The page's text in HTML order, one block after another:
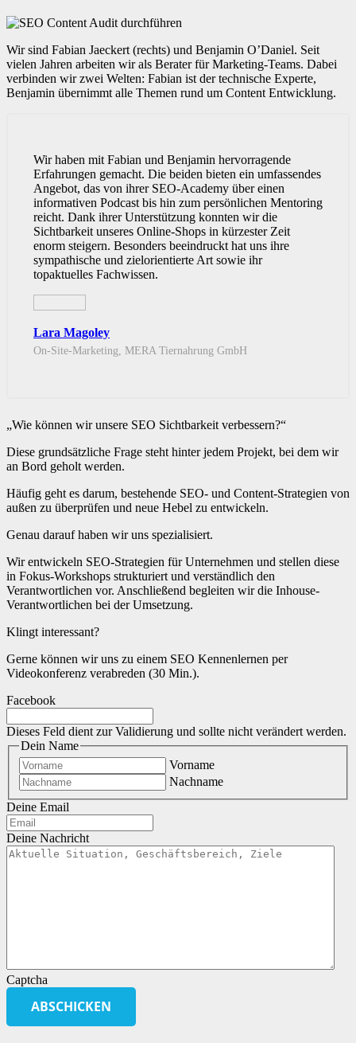
Wir sind Fabian Jaeckert (rechts) und Benjamin O’Daniel. Seit
vielen Jahren arbeiten wir als Berater für Marketing-Teams. Dabei
verbinden wir zwei Welten: Fabian ist der technische Experte,
Benjamin übernimmt alle Themen rund um Content Entwicklung.
Wir haben mit Fabian und Benjamin hervorragende
Erfahrungen gemacht. Die beiden bieten ein umfassendes
Angebot, das von ihrer SEO-Academy über einen
informativen Podcast bis hin zum persönlichen Mentoring
reicht. Dank ihrer Unterstützung konnten wir die
Sichtbarkeit unseres Online-Shops in kürzester Zeit
enorm steigern. Besonders beeindruckt hat uns ihre
sympathische und zielorientierte Art sowie ihr
topaktuelles Fachwissen.
Lara Magoley
On-Site-Marketing, MERA Tiernahrung GmbH
„Wie können wir unsere SEO Sichtbarkeit verbessern?“
Diese grundsätzliche Frage steht hinter jedem Projekt, bei dem wir
an Bord geholt werden.
Häufig geht es darum, bestehende SEO- und Content-Strategien von
außen zu überprüfen und neue Hebel zu entwickeln.
Genau darauf haben wir uns spezialisiert.
Wir entwickeln SEO-Strategien für Unternehmen und stellen diese
in Fokus-Workshops strukturiert und verständlich den
Verantwortlichen vor. Anschließend begleiten wir die Inhouse-
Verantwortlichen bei der Umsetzung.
Klingt interessant?
Gerne können wir uns zu einem SEO Kennenlernen per
Videokonferenz verabreden (30 Min.).
Facebook
Dieses Feld dient zur Validierung und sollte nicht verändert werden.
Dein Name
Vorname
Nachname
Deine Email
Deine Nachricht
Captcha